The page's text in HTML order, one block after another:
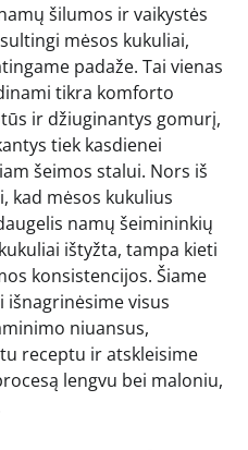
šilumos ir vaikystės
mėsos kukuliai,
padaže. Tai vienas
tikra komforto
ir džiuginantys gomurį,
tiek kasdienei
šeimos stalui. Nors iš
kad mėsos kukulius
namų šeimininkių
ištyžta, tampa kieti
konsistencijos. Šiame
visus
niuansus,
receptu ir atskleisime
lengvu bei maloniu,